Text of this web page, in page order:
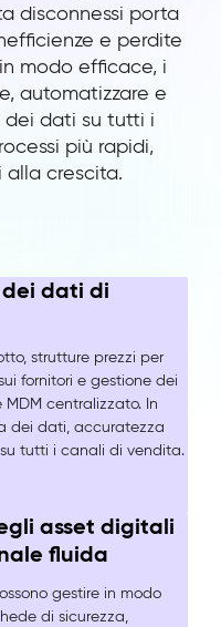
disconnessi porta
e perdite
modo efficace, i
automatizzare e
dei dati su tutti i
più rapidi,
crescita.
dati di
strutture prezzi per
fornitori e gestione dei
centralizzato. In
dei dati, accuratezza
tutti i canali di vendita.
asset digitali
fluida
gestire in modo
di sicurezza,